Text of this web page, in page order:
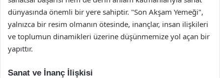
dünyasında önemli bir yere sahiptir. "Son Akşam Yemeği",
yalnızca bir resim olmanın ötesinde, inançlar, insan ilişkileri
ve toplumun dinamikleri üzerine düşünmemize yol açan bir
yapıttır.
Sanat ve İnanç İlişkisi